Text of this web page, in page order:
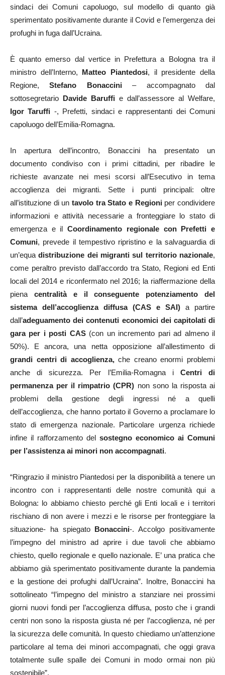
sindaci dei Comuni capoluogo, sul modello di quanto già
sperimentato positivamente durante il Covid e l’emergenza dei
profughi in fuga dall’Ucraina.
È quanto emerso dal vertice in Prefettura a Bologna tra il
ministro dell’Interno, Matteo Piantedosi, il presidente della
Regione,Stefano Bonaccini– accompagnato dal
sottosegretario Davide Baruffi e dall’assessore al Welfare,
Igor Taruffi -, Prefetti, sindaci e rappresentanti dei Comuni
capoluogo dell’Emilia-Romagna.
In apertura dell’incontro, Bonaccini ha presentato un
documento condiviso con i primi cittadini, per ribadire le
richieste avanzate nei mesi scorsi all’Esecutivo in tema
accoglienza dei migranti. Sette i punti principali: oltre
all’istituzione di un tavolo tra Stato e Regioniper condividere
informazioni e attività necessarie a fronteggiare lo stato di
emergenza e ilCoordinamento regionale con Prefetti e
Comuni, prevede il tempestivo ripristino e la salvaguardia di
un’equadistribuzione dei migranti sul territorio nazionale,
come peraltro previsto dall’accordo tra Stato, Regioni ed Enti
locali del 2014 e riconfermato nel 2016; la riaffermazione della
piena centralità e il conseguente potenziamento del
sistema dell’accoglienza diffusa (CAS e SAI) a partire
dall’adeguamento dei contenuti economici dei capitolati di
gara per i posti CAS(con un incremento pari ad almeno il
50%). E ancora, una netta opposizione all’allestimento di
grandi centri di accoglienza,che creano enormi problemi
anche di sicurezza. Per l’Emilia-Romagna i Centri di
permanenza per il rimpatrio (CPR) non sono la risposta ai
problemi della gestione degli ingressi né a quelli
dell’accoglienza, che hanno portato il Governo a proclamare lo
stato di emergenza nazionale. Particolare urgenza richiede
infine il rafforzamento del sostegno economico ai Comuni
per l’assistenza ai minori non accompagnati.
“Ringrazio il ministro Piantedosi per la disponibilità a tenere un
incontro con i rappresentanti delle nostre comunità qui a
Bologna: lo abbiamo chiesto perché gli Enti locali e i territori
rischiano di non avere i mezzi e le risorse per fronteggiare la
situazione- ha spiegato Bonaccini-. Accolgo positivamente
l’impegno del ministro ad aprire i due tavoli che abbiamo
chiesto, quello regionale e quello nazionale. E’ una pratica che
abbiamo già sperimentato positivamente durante la pandemia
e la gestione dei profughi dall’Ucraina”. Inoltre, Bonaccini ha
sottolineato “l’impegno del ministro a stanziare nei prossimi
giorni nuovi fondi per l’accoglienza diffusa, posto che i grandi
centri non sono la risposta giusta né per l’accoglienza, né per
la sicurezza delle comunità. In questo chiediamo un’attenzione
particolare al tema dei minori accompagnati, che oggi grava
totalmente sulle spalle dei Comuni in modo ormai non più
sostenibile”.